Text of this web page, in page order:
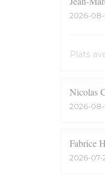
2026-
Plats
Nicolas
2026-
FabriceH
2026-07-